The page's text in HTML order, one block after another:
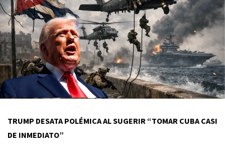
TRUMP DESATA POLÉMICA AL SUGERIR “TOMAR CUBA CASI
DE INMEDIATO”